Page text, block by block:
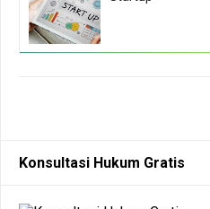
Konsultasi Hukum Gratis